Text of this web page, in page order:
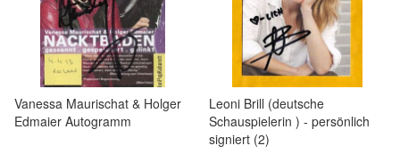
Vanessa Maurischat & Holger
Edmaier Autogramm
Leoni Brill (deutsche
Schauspielerin ) - persönlich
signiert (2)